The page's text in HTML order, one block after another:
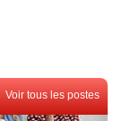
Voir tous les postes